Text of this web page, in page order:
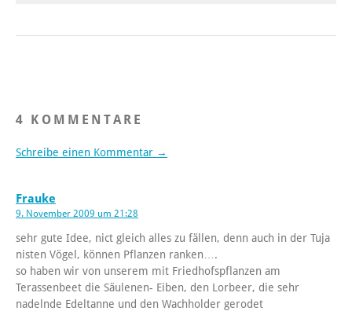
4 KOMMENTARE
Schreibe einen Kommentar →
Frauke
9. November 2009 um 21:28
sehr gute Idee, nict gleich alles zu fällen, denn auch in der Tuja
nisten Vögel, können Pflanzen ranken….
so haben wir von unserem mit Friedhofspflanzen am
Terassenbeet die Säulenen- Eiben, den Lorbeer, die sehr
nadelnde Edeltanne und den Wachholder gerodet